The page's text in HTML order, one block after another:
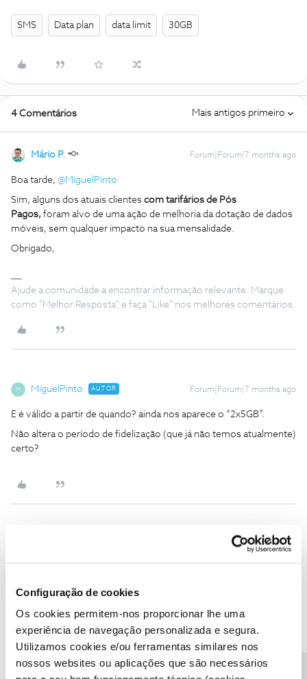
Configuração de cookies
Os cookies permitem-nos proporcionar lhe uma
experiência de navegação personalizada e segura.
Utilizamos cookies e/ou ferramentas similares nos
nossos websites ou aplicações que são necessários
SMS Data plan data limit 30GB
4 Comentários Mais antigos primeiro
Mário P. Forum|Forum|7 months ago
Boa tarde, ​ @MiguelPinto
Sim, alguns dos atuais clientes com tarifários de Pós
Pagos, foram alvo de uma ação de melhoria da dotação de dados
móveis, sem qualquer impacto na sua mensalidade.
Obrigado,
Ajude a comunidade a encontrar informação relevante. Marque
como "Melhor Resposta" e faça "Like" nos melhores comentários.
M MiguelPinto AUTOR Forum|Forum|7 months ago
E é válido a partir de quando? ainda nos aparece o “2x5GB”.
Não altera o período de fidelização (que já não temos atualmente)
certo?
Forum|Forum|7 months ago
João H. Forum|Forum|7 months ago